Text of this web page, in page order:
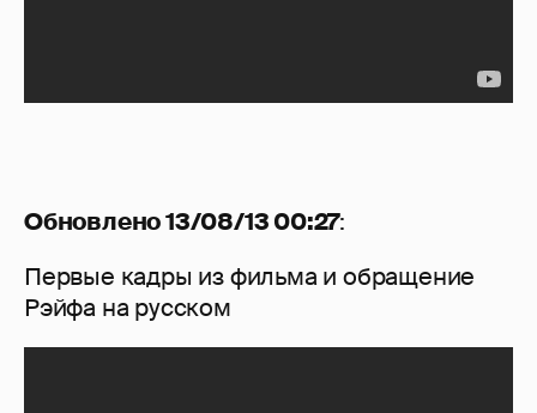
Обновлено 13/08/13 00:27:
Первые кадры из фильма и обращение
Рэйфа на русском